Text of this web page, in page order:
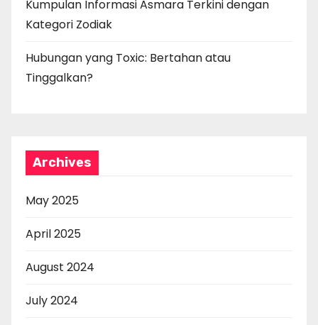
Kumpulan Informasi Asmara Terkini dengan
Kategori Zodiak
Hubungan yang Toxic: Bertahan atau
Tinggalkan?
Archives
May 2025
April 2025
August 2024
July 2024